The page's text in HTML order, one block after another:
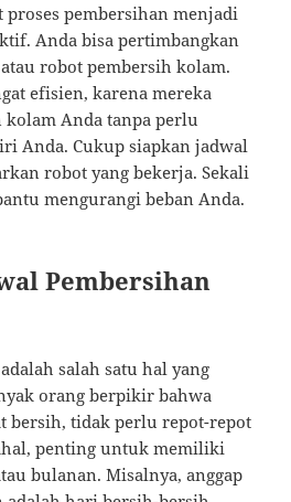
pembersihan menjadi
Anda bisa pertimbangkan
robot pembersih kolam.
efisien, karena mereka
kolam Anda tanpa perlu
Anda. Cukup siapkan jadwal
robot yang bekerja. Sekali
mengurangi beban Anda.
Pembersihan
salah satu hal yang
orang berpikir bahwa
bersih, tidak perlu repot-repot
penting untuk memiliki
bulanan. Misalnya, anggap